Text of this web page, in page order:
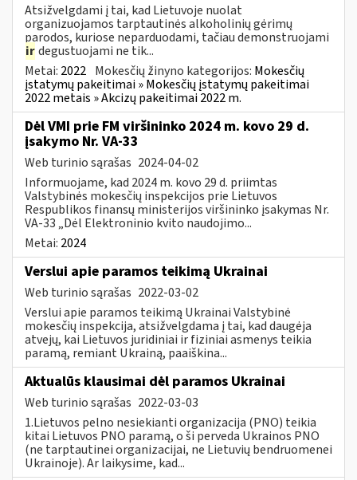
Atsižvelgdami į tai, kad Lietuvoje nuolat
organizuojamos tarptautinės alkoholinių gėrimų
parodos, kuriose neparduodami, tačiau demonstruojami
irdegustuojami ne tik...
Metai: 2022 Mokesčių žinyno kategorijos: Mokesčių
įstatymų pakeitimai » Mokesčių įstatymų pakeitimai
2022 metais » Akcizų pakeitimai 2022 m.
Dėl VMI prie FM viršininko 2024 m. kovo 29 d.
įsakymo Nr. VA-33
Web turinio sąrašas 2024-04-02
Informuojame, kad 2024 m. kovo 29 d. priimtas
Valstybinės mokesčių inspekcijos prie Lietuvos
Respublikos finansų ministerijos viršininko įsakymas Nr.
VA-33 „Dėl Elektroninio kvito naudojimo...
Metai: 2024
Verslui apie paramos teikimą Ukrainai
Web turinio sąrašas 2022-03-02
Verslui apie paramos teikimą Ukrainai Valstybinė
mokesčių inspekcija, atsižvelgdama į tai, kad daugėja
atvejų, kai Lietuvos juridiniai ir fiziniai asmenys teikia
paramą, remiant Ukrainą, paaiškina...
Aktualūs klausimai dėl paramos Ukrainai
Web turinio sąrašas 2022-03-03
1.Lietuvos pelno nesiekianti organizacija (PNO) teikia
kitai Lietuvos PNO paramą, o ši perveda Ukrainos PNO
(ne tarptautinei organizacijai, ne Lietuvių bendruomenei
Ukrainoje). Ar laikysime, kad...